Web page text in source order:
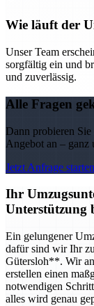
Wie läuft der
Unser Team
sorgfältig ein und
und zuverlässig.
Alle Fragen
Dann probieren
Angebot an – ganz
Jetzt Anfrage starten
Ihr
Unterstützung
Ein gelungener
dafür sind wir Ihr
Gütersloh**. Wir
erstellen einen
notwendigen
alles wird genau